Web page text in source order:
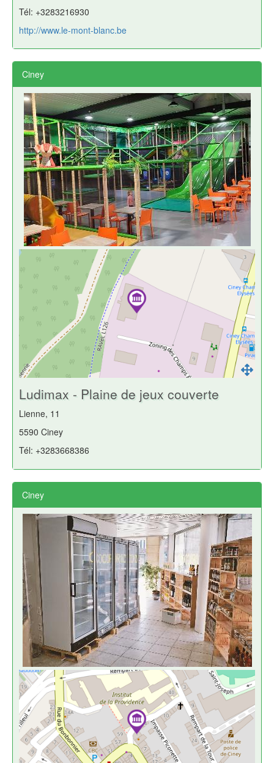
Tél: +3283216930
http://www.le-mont-blanc.be
Ciney
Ludimax - Plaine de jeux couverte
Lienne, 11
5590 Ciney
Tél: +3283668386
Ciney